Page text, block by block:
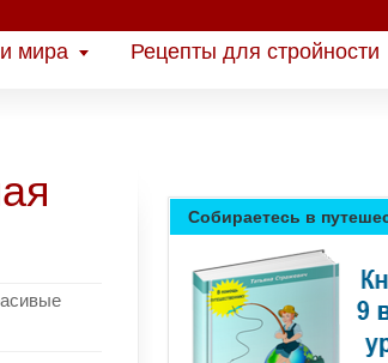
мира Рецепты для стройности
Собираетесь в